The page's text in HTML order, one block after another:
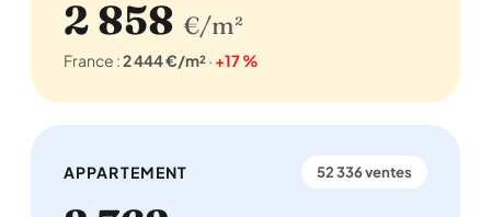
2 858 €/m²
France :2 444 €/m²· +17 %
APPARTEMENT 52 336 ventes